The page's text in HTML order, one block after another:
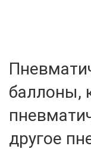
баллоны,
другое